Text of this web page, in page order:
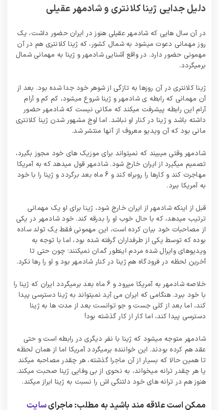
دلیل جدایی ژینا کلانتری و شادمهر عقیلی
در آن سال هایی که شادمهر عقیلی هنوز در ایران حضور داشت، یک
روز مهمانی دعوت میشود به شمال کشور، که ژینا کلانتری هم در آن
مهمونی حضور دارد. در واقع آشنایی شادمهر و ژینا به مهمانی شمال
برمیگردد.
ژینا کلانتری در آن روزها به تازگی از شوهر خود جدا شده بود. بعد از
آن مهمانی که رابطه ی شادمهر و ژینا شروع میشود، کم کم و آرام
آرام این رابطه پیشرفت میکند که مکانی نیست که شادمهر حضور
داشته باشد و ژینا در کنار او نباشد. اما اوج مشهور شدن ژینا کلانتری
مانی بود که آن ویدیو معروف از آنها منتشر شد.
شادمهر وقتی میبیند که نمیتواند برای موزیک های خود مجوز بگیرد،
تصمیم میگیرد از ایران خارج شود. شادمهر قول میدهد که به آمریکا
مهاجرت کند و کارها را روبراه کند و 6 ماه بعد برگردد و ژینا را با خود
به آمریکا ببرد.
قبل از اینکه شادمهر از ایران خارج شود، ژینا برای او یک مهمانی
ترتیب میدهد، که با حال خوب او را بدرقه کند. خود شادمهر در یکی
از مصاحبات خود بیان کرده است، این مهمونی فقط یک تولد ساده
بوده که توسط یکی از طرفداران گرفته شده بود، اما با توجه به
ویدیوهای وایرال شده مردم اینطور گمان نمیکنند؛ چون حتی تا
آخرین لحظه در فرودگاه هم ژینا در کنار شادمهر بود و او را رها نکرد.
خلاصه شادمهر به آمریکا میرود و 6 ماه بعد برمیگردد ایران که ژینا را
با خود ببرد. هنگامی که ایران می آید نمیتواند به ژینا دسترسی پیدا
کند، اما بعد از کلی جست و جو توانست بعد از مدت ها به ژینا
دسترسی پیدا کند، اما کار از کار گذشته بود!
شادمهر متوجه میشود که ژینا با نفر دیگری در رابطه است و حتی
عقد هم کرده بودند. این خواننده برمیگردد آمریکا اما از همان لحظه
تا همین حالا که بسیار از آن ماجرا گذشته، هر چقدر مصاحبه میکند
یا هر چقدر ترانه میخواند، به نحوی از بی وفایی ژینا صحبت میکند.
هنوز هم در ترانه های خود دلتنگی اش را نسبت به ژینا ابراز میکند.
ممکن است علاقه مند باشید به مطلب: ماجرایسایت